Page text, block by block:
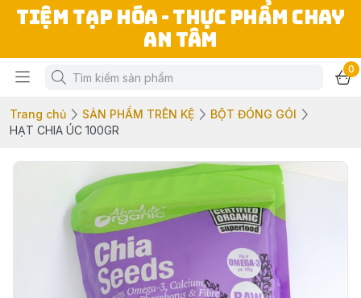
TIỆM TẠP HÓA - THỰC PHẨM CHAY
AN TÂM
0
Trang chủ SẢN PHẨM TRÊN KỆ
BỘT ĐÓNG GÓI
HẠT CHIA ÚC 100GR